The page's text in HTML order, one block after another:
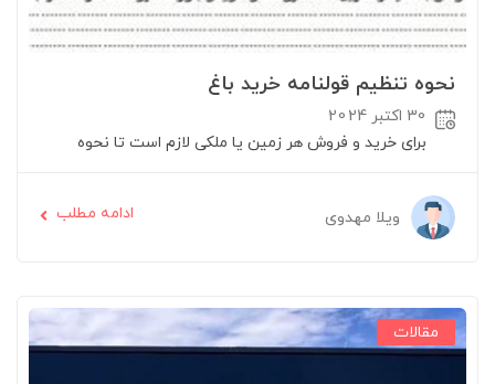
نحوه تنظیم قولنامه خرید باغ
30 اکتبر 2024
برای خرید و فروش هر زمین یا ملکی لازم است تا نحوه
ویلا مهدوی ادامه مطلب
مقالات